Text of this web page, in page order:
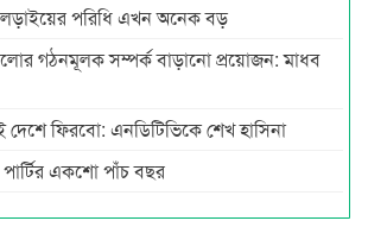
পরিধি এখন অনেক বড়
গঠনমূলক সম্পর্ক বাড়ানো প্রয়োজন: মাধব
ফিরবো: এনডিটিভিকে শেখ হাসিনা
পার্টির একশো পাঁচ বছর